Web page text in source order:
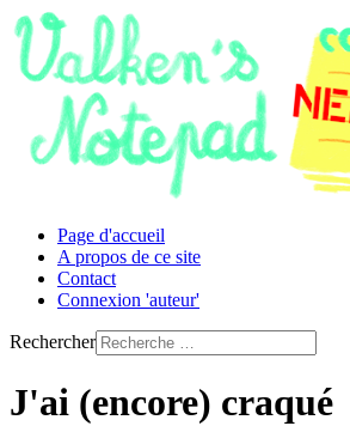
Page d'accueil
A propos de ce site
Contact
Connexion 'auteur'
Rechercher
J'ai (encore) craqué